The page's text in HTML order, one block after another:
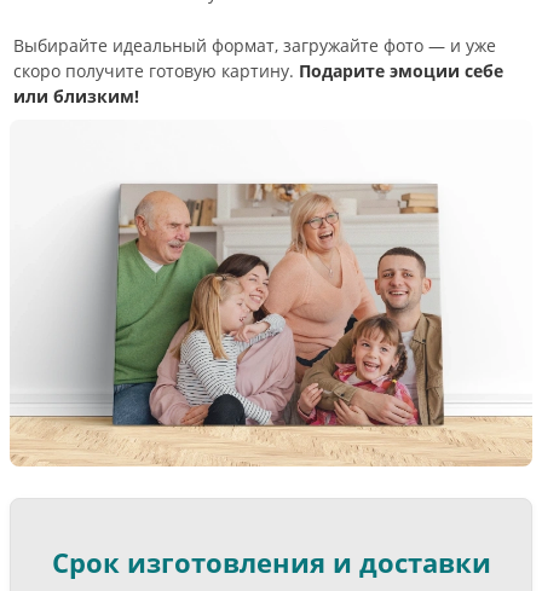
Выбирайте идеальный формат, загружайте фото — и уже
скоро получите готовую картину. Подарите эмоции себе
или близким!
Срок изготовления и доставки